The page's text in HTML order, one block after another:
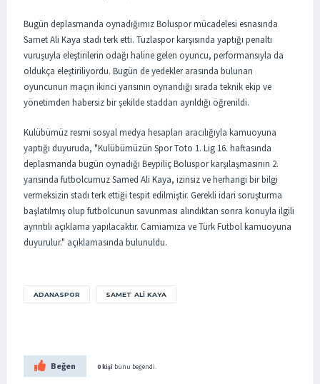
Bugün deplasmanda oynadığımız Boluspor mücadelesi esnasında
Samet Ali Kaya stadı terk etti. Tuzlaspor karşısında yaptığı penaltı
vuruşuyla eleştirilerin odağı haline gelen oyuncu, performansıyla da
oldukça eleştiriliyordu. Bugün de yedekler arasında bulunan
oyuncunun maçın ikinci yarısının oynandığı sırada teknik ekip ve
yönetimden habersiz bir şekilde staddan ayrıldığı öğrenildi.
Kulübümüz resmi sosyal medya hesapları aracılığıyla kamuoyuna
yaptığı duyuruda, "Kulübümüzün Spor Toto 1. Lig 16. haftasında
deplasmanda bugün oynadığı Beypiliç Boluspor karşılaşmasının 2.
yarısında futbolcumuz Samed Ali Kaya, izinsiz ve herhangi bir bilgi
vermeksizin stadı terk ettiği tespit edilmiştir. Gerekli idari soruşturma
başlatılmış olup futbolcunun savunması alındıktan sonra konuyla ilgili
ayrıntılı açıklama yapılacaktır. Camiamıza ve Türk Futbol kamuoyuna
duyurulur." açıklamasında bulunuldu.
ADANASPOR SAMET ALI KAYA
Beğen 0 kişi bunu beğendi.